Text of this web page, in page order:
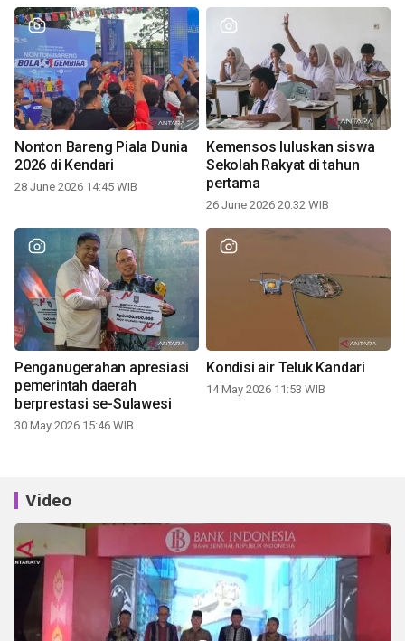
Nonton Bareng Piala Dunia
2026 di Kendari
28 June 2026 14:45 WIB
Kemensos luluskan siswa
Sekolah Rakyat di tahun
pertama
26 June 2026 20:32 WIB
Penganugerahan apresiasi
pemerintah daerah
berprestasi se-Sulawesi
30 May 2026 15:46 WIB
Kondisi air Teluk Kandari
14 May 2026 11:53 WIB
Video